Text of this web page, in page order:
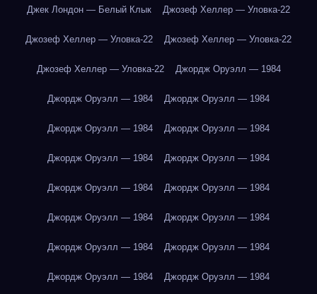
Джек Лондон — Белый Клык Джозеф Хеллер — Уловка-22
Джозеф Хеллер — Уловка-22 Джозеф Хеллер — Уловка-22
Джозеф Хеллер — Уловка-22 Джордж Оруэлл — 1984
Джордж Оруэлл — 1984 Джордж Оруэлл — 1984
Джордж Оруэлл — 1984 Джордж Оруэлл — 1984
Джордж Оруэлл — 1984 Джордж Оруэлл — 1984
Джордж Оруэлл — 1984 Джордж Оруэлл — 1984
Джордж Оруэлл — 1984 Джордж Оруэлл — 1984
Джордж Оруэлл — 1984 Джордж Оруэлл — 1984
Джордж Оруэлл — 1984 Джордж Оруэлл — 1984